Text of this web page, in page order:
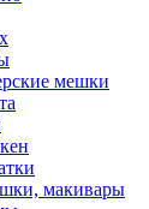
мешки
макивары